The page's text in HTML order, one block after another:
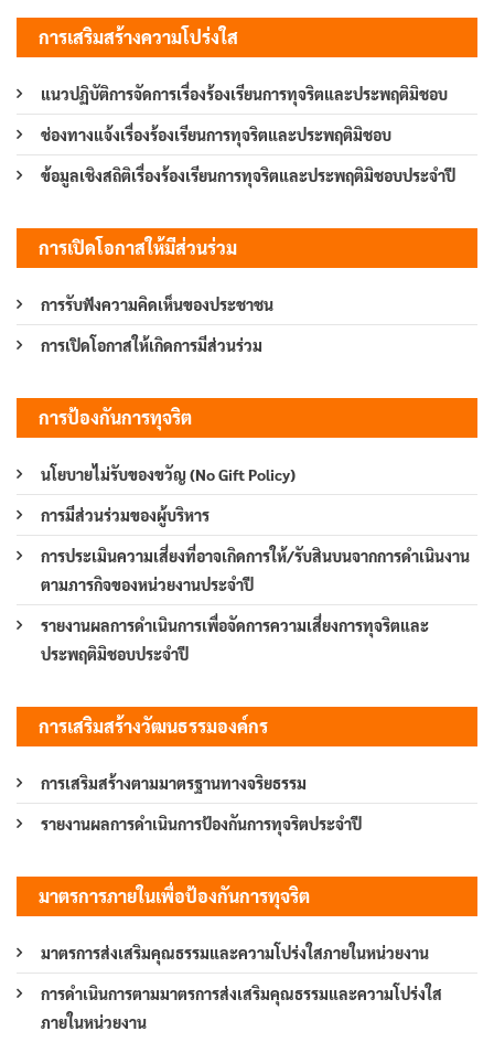
การเสริมสร้างความโปร่งใส
แนวปฏิบัติการจัดการเรื่องร้องเรียนการทุจริตและประพฤติมิชอบ
ช่องทางแจ้งเรื่องร้องเรียนการทุจริตและประพฤติมิชอบ
ข้อมูลเชิงสถิติเรื่องร้องเรียนการทุจริตและประพฤติมิชอบประจำปี
การเปิดโอกาสให้มีส่วนร่วม
การรับฟังความคิดเห็นของประชาชน
การเปิดโอกาสให้เกิดการมีส่วนร่วม
การป้องกันการทุจริต
นโยบายไม่รับของขวัญ (No Gift Policy)
การมีส่วนร่วมของผู้บริหาร
การประเมินความเสี่ยงที่อาจเกิดการให้/รับสินบนจากการดำเนินงาน
ตามภารกิจของหน่วยงานประจำปี
รายงานผลการดำเนินการเพื่อจัดการความเสี่ยงการทุจริตและ
ประพฤติมิชอบประจำปี
การเสริมสร้างวัฒนธรรมองค์กร
การเสริมสร้างตามมาตรฐานทางจริยธรรม
รายงานผลการดำเนินการป้องกันการทุจริตประจำปี
มาตรการภายในเพื่อป้องกันการทุจริต
มาตรการส่งเสริมคุณธรรมและความโปร่งใสภายในหน่วยงาน
การดำเนินการตามมาตรการส่งเสริมคุณธรรมและความโปร่งใส
ภายในหน่วยงาน